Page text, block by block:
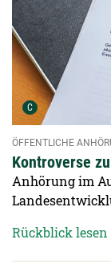
C Urheber der Grafik:
Kontroverse
ÖFFENTLICHE
Anhörung im
Rückblick lesen